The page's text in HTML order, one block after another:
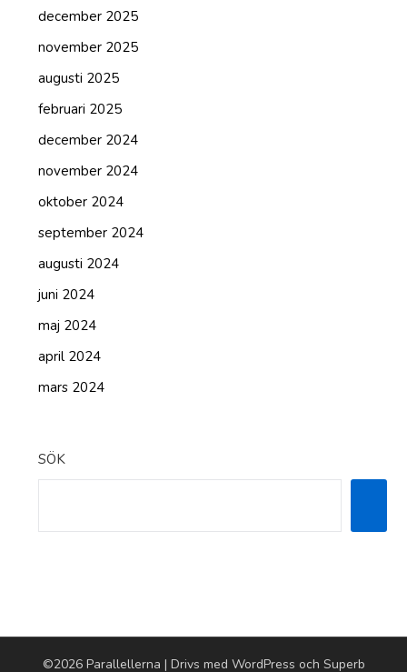
december 2025
november 2025
augusti 2025
februari 2025
december 2024
november 2024
oktober 2024
september 2024
augusti 2024
juni 2024
maj 2024
april 2024
mars 2024
SÖK
©2026 Parallellerna | Drivs med WordPress och Superb